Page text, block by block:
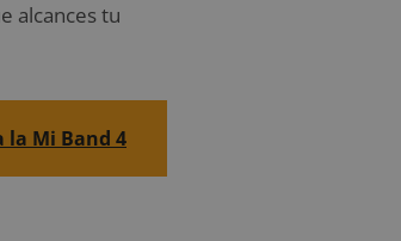
alcances tu
la Mi Band 4